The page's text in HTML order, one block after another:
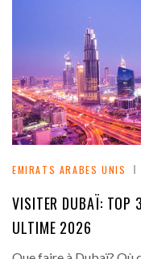
EMIRATS ARABES UNIS
VISITER DUBAÏ: TOP
ULTIME 2026